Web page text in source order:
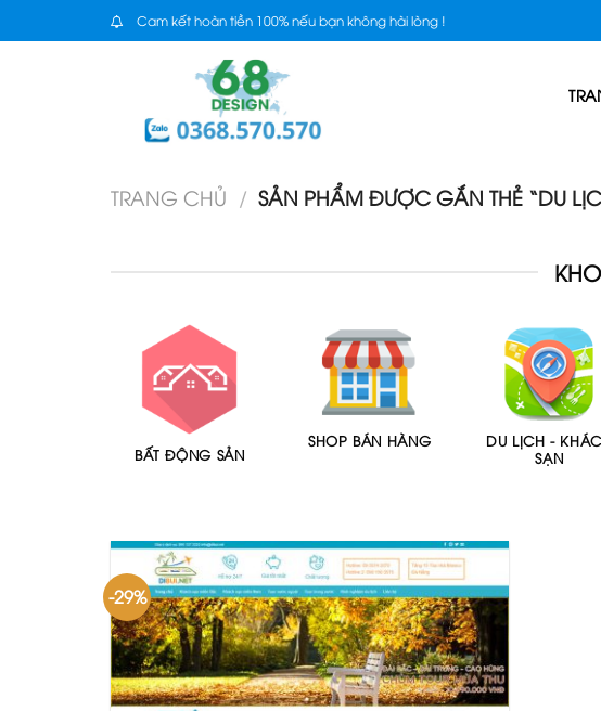
to
Cam kết hoàn tiền 100% nếu bạn không hài lòng !
TRANG CHỦ / SẢN PHẨM ĐƯỢC GẮN THẺ “DU
BẤT ĐỘNG SẢN
SHOP BÁN HÀNG
DU LỊCH -
SẠN
-29%